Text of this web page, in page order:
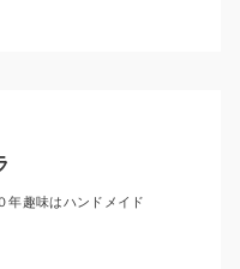
趣味はハンドメイド